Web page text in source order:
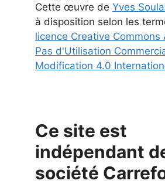
Cette œuvre de Yves
à disposition selon les
licence Creative
Pas d'Utilisation
Modification 4.0
Ce site est
indépendant
société